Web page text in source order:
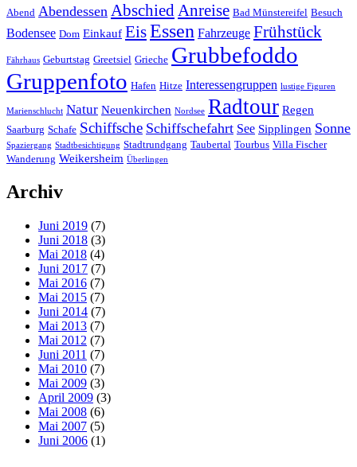
Abend Abendessen AbschiedAnreise Bad Münstereifel Besuch
Bodensee Dom Einkauf EisEssen Fahrzeuge Frühstück
Fährhaus Geburtstag Greetsiel Grieche Grubbefoddo
Gruppenfoto Hafen Hitze Interessengruppen lustige Figuren
Marienschlucht Natur Neuenkirchen Nordsee Radtour Regen
Saarburg Schafe Schiffsche Schiffschefahrt See Sipplingen Sonne
Spaziergang Stadtbesichtigung Stadtrundgang Taubertal Tourbus Villa Fischer
Wanderung Weikersheim Überlingen
Archiv
Juni 2019 (7)
Juni 2018 (3)
Mai 2018 (4)
Juni 2017 (7)
Mai 2016 (7)
Mai 2015 (7)
Juni 2014 (7)
Mai 2013 (7)
Mai 2012 (7)
Juni 2011 (7)
Mai 2010 (7)
Mai 2009 (3)
April 2009 (3)
Mai 2008 (6)
Mai 2007 (5)
Juni 2006 (1)